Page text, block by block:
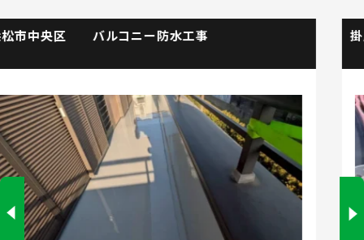
掛川市 流し台水栓取替工事